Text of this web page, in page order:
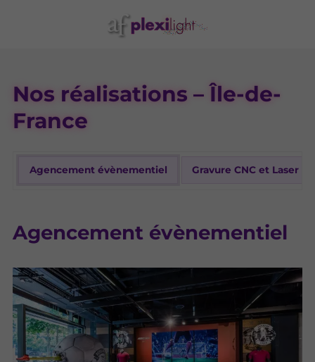
Nos réalisations – Île-de-
France
Agencement évènementiel Gravure CNC et Laser
Agencement évènementiel